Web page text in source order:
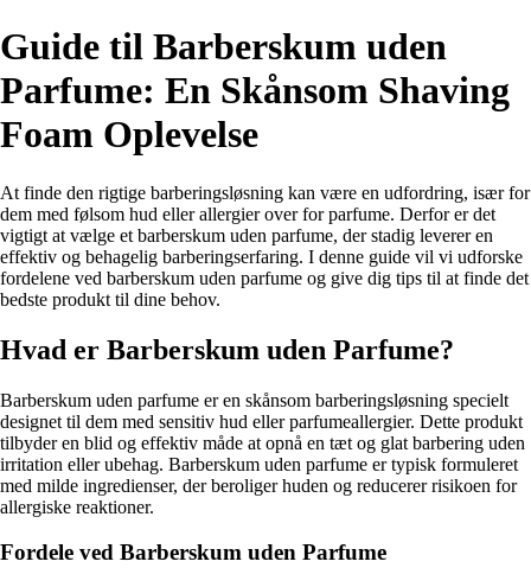
Guide til Barberskum uden
Parfume: En Skånsom Shaving
Foam Oplevelse
At finde den rigtige barberingsløsning kan være en udfordring, især for
dem med følsom hud eller allergier over for parfume. Derfor er det
vigtigt at vælge et barberskum uden parfume, der stadig leverer en
effektiv og behagelig barberingserfaring. I denne guide vil vi udforske
fordelene ved barberskum uden parfume og give dig tips til at finde det
bedste produkt til dine behov.
Hvad er Barberskum uden Parfume?
Barberskum uden parfume er en skånsom barberingsløsning specielt
designet til dem med sensitiv hud eller parfumeallergier. Dette produkt
tilbyder en blid og effektiv måde at opnå en tæt og glat barbering uden
irritation eller ubehag. Barberskum uden parfume er typisk formuleret
med milde ingredienser, der beroliger huden og reducerer risikoen for
allergiske reaktioner.
Fordele ved Barberskum uden Parfume